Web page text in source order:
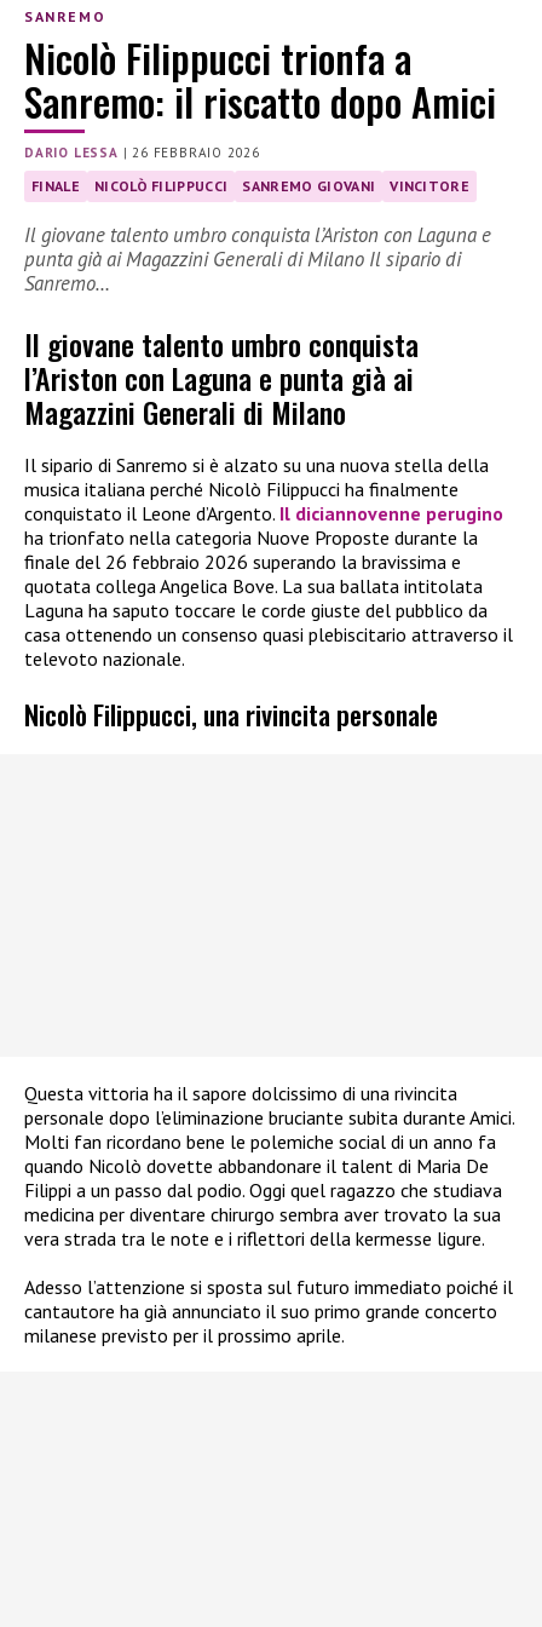
SANREMO
Nicolò Filippucci trionfa a
Sanremo: il riscatto dopo Amici
DARIO LESSA |26 FEBBRAIO 2026
FINALE NICOLÒ FILIPPUCCI SANREMO GIOVANI VINCITORE
Il giovane talento umbro conquista l’Ariston con Laguna e
punta già ai Magazzini Generali di Milano Il sipario di
Sanremo…
Il giovane talento umbro conquista
l’Ariston con Laguna e punta già ai
Magazzini Generali di Milano
Il sipario di Sanremo si è alzato su una nuova stella della
musica italiana perché Nicolò Filippucci ha finalmente
conquistato il Leone d’Argento. Il diciannovenne perugino
ha trionfato nella categoria Nuove Proposte durante la
finale del 26 febbraio 2026 superando la bravissima e
quotata collega Angelica Bove. La sua ballata intitolata
Laguna ha saputo toccare le corde giuste del pubblico da
casa ottenendo un consenso quasi plebiscitario attraverso il
televoto nazionale.
Nicolò Filippucci, una rivincita personale
Questa vittoria ha il sapore dolcissimo di una rivincita
personale dopo l’eliminazione bruciante subita durante Amici.
Molti fan ricordano bene le polemiche social di un anno fa
quando Nicolò dovette abbandonare il talent di Maria De
Filippi a un passo dal podio. Oggi quel ragazzo che studiava
medicina per diventare chirurgo sembra aver trovato la sua
vera strada tra le note e i riflettori della kermesse ligure.
Adesso l’attenzione si sposta sul futuro immediato poiché il
cantautore ha già annunciato il suo primo grande concerto
milanese previsto per il prossimo aprile.